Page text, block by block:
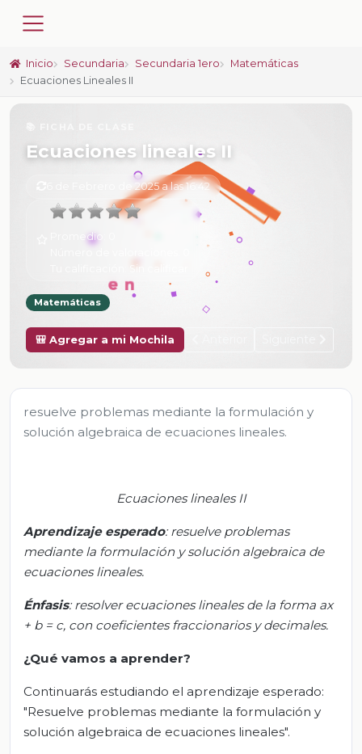
Inicio Secundaria Secundaria 1ero
Matemáticas
Ecuaciones Lineales II
Ecuaciones lineales II
6 de Febrero de 2025 a las 16:42
Promedio:
Sin calificar
Matemáticas
🎒 Agregar a mi Mochila
resuelve problemas mediante la formulación y
solución algebraica de ecuaciones lineales.
Ecuaciones lineales II
Aprendizaje esperado: resuelveproblemas
mediante la formulación y solución algebraica de
ecuaciones lineales.
Énfasis:resolverecuaciones lineales de la forma ax
+ b = c, con coeficientes fraccionarios y decimales.
¿Qué vamos a aprender?
Continuarás estudiando el aprendizaje esperado:
"Resuelve problemas mediante la formulación y
solución algebraica de ecuaciones lineales".